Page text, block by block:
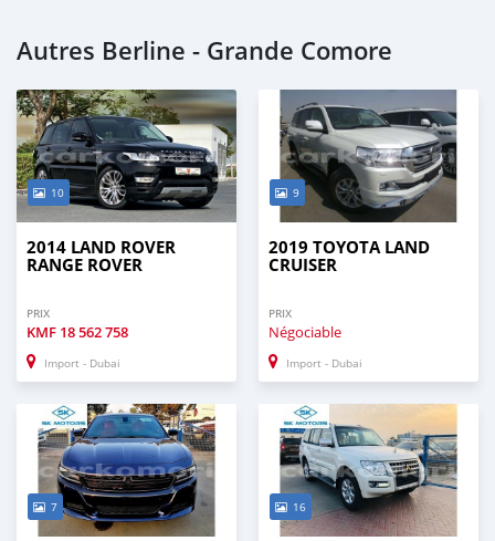
Autres Berline - Grande Comore
10
2014 LAND ROVER
RANGE ROVER
PRIX
KMF 18 562 758
Import - Dubai
9
2019 TOYOTA LAND
CRUISER
PRIX
Négociable
Import - Dubai
7 16